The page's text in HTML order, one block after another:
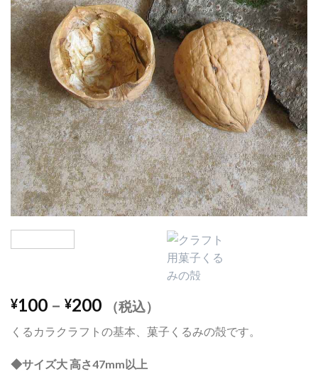
¥100 – ¥200 （税込）
くるカラクラフトの基本、菓子くるみの殻です。
◆サイズ大 高さ47mm以上